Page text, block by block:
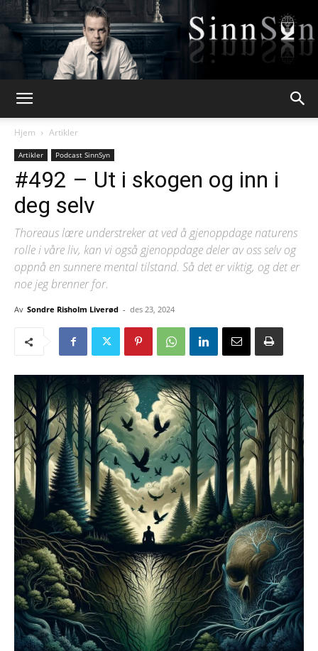
Hjem
Artikler
Artikler Podcast SinnSyn
#492 – Ut i skogen og inn i
deg selv
Thoreaus lære understreker at ved å gjenoppdage naturens
rolle i våre liv, kan vi også gjenoppdage deler av oss selv og
oppnå en sunnere mental tilstand. Så det er viktig, og det er
noe jeg brenner for.
Av Sondre Risholm Liverød - des 23, 2024